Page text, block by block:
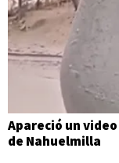
Apareció un
de Nahuelmilla